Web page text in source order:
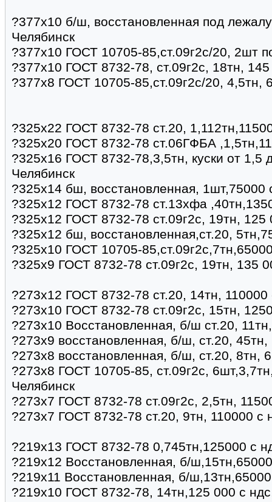
?377х10 б/ш, восстановленная под
Челябинск
?377х10 ГОСТ 10705-85,ст.09г2с/20, 2шт
?377х10 ГОСТ 8732-78, ст.09г2с, 18тн,
?377х8 ГОСТ 10705-85,ст.09г2с/20, 4,5тн,
?325х22 ГОСТ 8732-78 ст.20,
?325х20 ГОСТ 8732-78 ст.06ГФБА
?325х16 ГОСТ 8732-78,3,5тн, куски от
Челябинск
?325х14 бш, восстановленная,
?325х12 ГОСТ 8732-78 ст.13хфа
?325х12 ГОСТ 8732-78 ст.09г2с, 19тн,
?325х12 бш, восстановленная,ст.20,
?325х10 ГОСТ 10705-
?325х9 ГОСТ 8732-78 ст.09г2с, 19тн, 135
?273х12 ГОСТ 8732-78 ст.20, 14тн, 110000
?273х10 ГОСТ 8732-78 ст.09г2с, 15тн,
?273х10 Восстановленная, б/ш ст.20,
?273х9 восстановленная, б/ш, ст.20,
?273х8 восстановленная, б/ш, ст.20, 8тн,
?273х8 ГОСТ 10705-85, ст.09г2с,
Челябинск
?273х7 ГОСТ 8732-78 ст.09г2с, 2,5тн,
?273х7 ГОСТ 8732-78 ст.20, 9тн, 110000 с
?219х13 ГОСТ 8732-78 0,745тн,125000 с
?219х12 Восстановленная, б/
?219х11 Восстановленная, б/
?219х10 ГОСТ 8732-78, 14тн,125 000 с